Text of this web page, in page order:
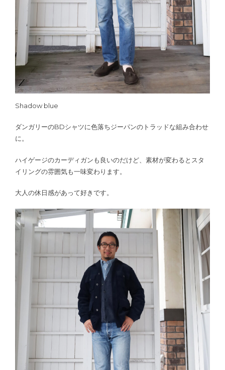
Shadow blue
ダンガリーのBDシャツに色落ちジーパンのトラッドな組み合わせ
に。
ハイゲージのカーディガンも良いのだけど、素材が変わるとスタ
イリングの雰囲気も一味変わります。
大人の休日感があって好きです。